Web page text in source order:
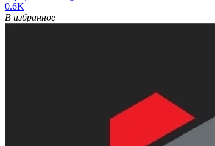
0.6K
В избранное